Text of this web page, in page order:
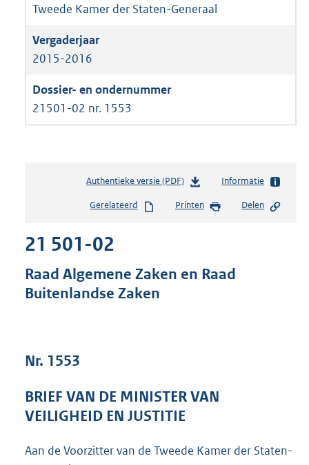
Tweede Kamer der Staten-Generaal
2015-2016
21501-02 nr. 1553
Authentieke versie (PDF)b
s
s
:
3
b
Informatie
Gerelateerd Printen Delen
21 501-02
Raad Algemene Zaken en Raad
Buitenlandse Zaken
Nr. 1553
BRIEF VAN DE MINISTER VAN
VEILIGHEID EN JUSTITIE
Aan de Voorzitter van de Tweede Kamer der Staten-